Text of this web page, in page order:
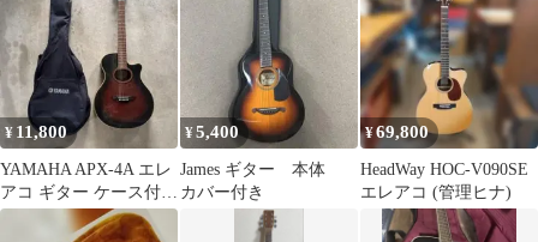
¥ 11,800
YAMAHA APX-4A エレ
アコ ギター ケース付
き ヤマハ
¥5,400
James ギター 本体
カバー付き
¥69,800
HeadWay HOC-V090SE
エレアコ (管理ヒナ)